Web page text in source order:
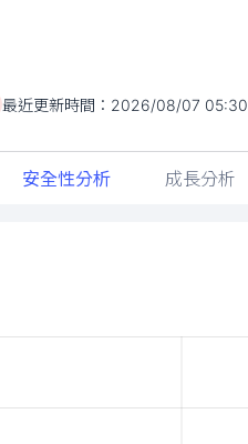
最近更新時間： 2026/08/07 05:30
安全性分析 成長分析